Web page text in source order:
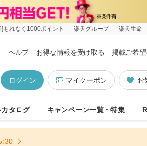
]もれなく1000ポイント 楽天グループ 楽天生命
ヘルプ お得な情報を受け取る 掲載ご希
お
マイクーポン
ログイン
カタログ キャンペーン一覧・特集